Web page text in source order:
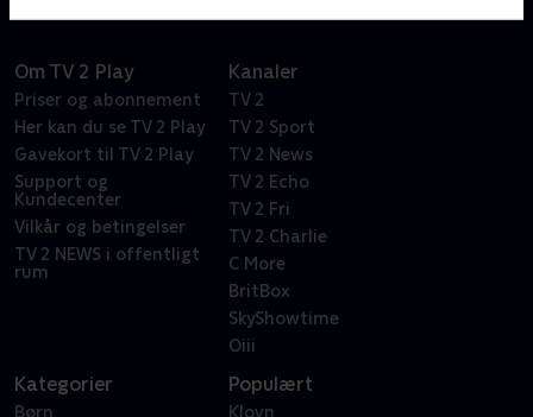
Om TV 2 Play
Priser og abonnement
Her kan du se TV 2 Play
Gavekort til TV 2 Play
Support og
Kundecenter
Vilkår og betingelser
TV 2 NEWS i offentligt
rum
Kanaler
TV 2
TV 2 Sport
TV 2 News
TV 2 Echo
TV 2 Fri
TV 2 Charlie
C More
BritBox
SkyShowtime
Oiii
Kategorier
Børn
Populært
Klovn